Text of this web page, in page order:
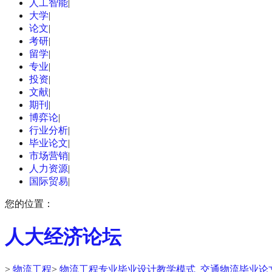
人工智能
大学|
论文|
考研|
留学|
专业|
投资|
文献|
期刊 |
博弈论|
行业分析|
毕业论文|
市场营销|
人力资源|
国际贸易|
您的位置：
人大经济论坛
> 物流工程> 物流工程专业毕业设计教学模式_交通物流毕业论